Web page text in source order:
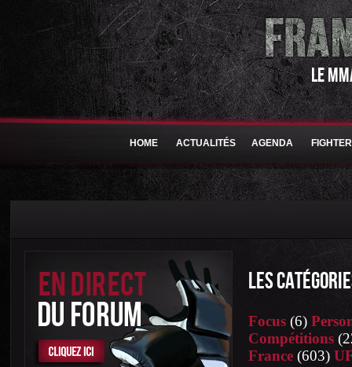
LE
HOME ACTUALITÉS AGENDA
LES
Focus (6)
Compétitions
France (603)